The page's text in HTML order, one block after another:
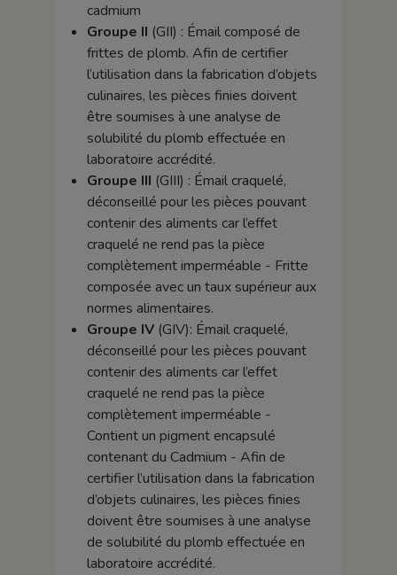
cadmium
Groupe II (GII) : Émail composé de
frittes de plomb. Afin de certifier
l’utilisation dans la fabrication d’objets
culinaires, les pièces finies doivent
être soumises à une analyse de
solubilité du plomb effectuée en
laboratoire accrédité.
Groupe III (GIII) : Émail craquelé,
déconseillé pour les pièces pouvant
contenir des aliments car l’effet
craquelé ne rend pas la pièce
complètement imperméable - Fritte
composée avec un taux supérieur aux
normes alimentaires.
Groupe IV(GIV): Émail craquelé,
déconseillé pour les pièces pouvant
contenir des aliments car l’effet
craquelé ne rend pas la pièce
complètement imperméable -
Contient un pigment encapsulé
contenant du Cadmium - Afin de
certifier l’utilisation dans la fabrication
d’objets culinaires, les pièces finies
doivent être soumises à une analyse
de solubilité du plomb effectuée en
laboratoire accrédité.